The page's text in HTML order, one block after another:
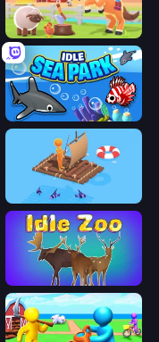
Western Farm
Idle Sea Park
Fishland
Idle Zoo